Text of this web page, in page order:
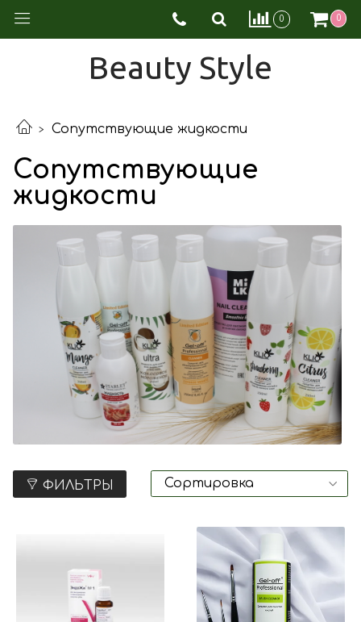
0 0
Beauty Style
Сопутствующие жидкости
Сопутствующие
жидкости
ФИЛЬТРЫ